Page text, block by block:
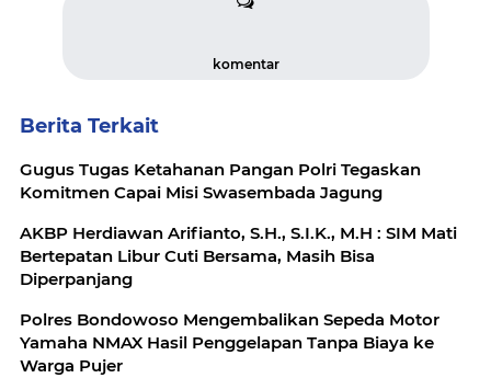
komentar
Berita Terkait
Gugus Tugas Ketahanan Pangan Polri Tegaskan
Komitmen Capai Misi Swasembada Jagung
AKBP Herdiawan Arifianto, S.H., S.I.K., M.H : SIM Mati
Bertepatan Libur Cuti Bersama, Masih Bisa
Diperpanjang
Polres Bondowoso Mengembalikan Sepeda Motor
Yamaha NMAX Hasil Penggelapan Tanpa Biaya ke
Warga Pujer